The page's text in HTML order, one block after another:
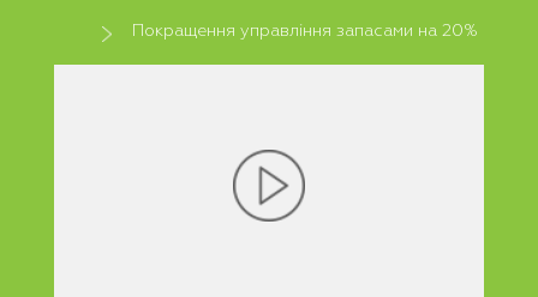
Покращення управління запасами на 20%